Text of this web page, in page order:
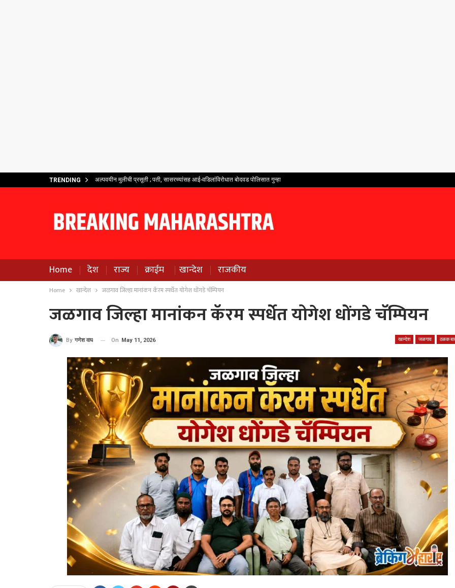
TRENDING अल्पवयीन मुलीची प्रसूती ; पती, सासरच्यांसह आई-वडिलांविरोधात बोदवड पोलिसात गुन्हा
Home देश राज्य क्राईम खान्देश राजकीय
Home खान्देश जळगाव जिल्हा मानांकन कॅरम स्पर्धेत योगेश धोंगडे चॅम्पियन
जळगाव जिल्हा मानांकन कॅरम स्पर्धेत योगेश धोंगडे चॅम्पियन
खान्देश जळगाव ठळक
By गणेश वाघ On May 11, 2026